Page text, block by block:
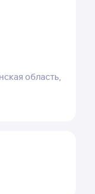
область,